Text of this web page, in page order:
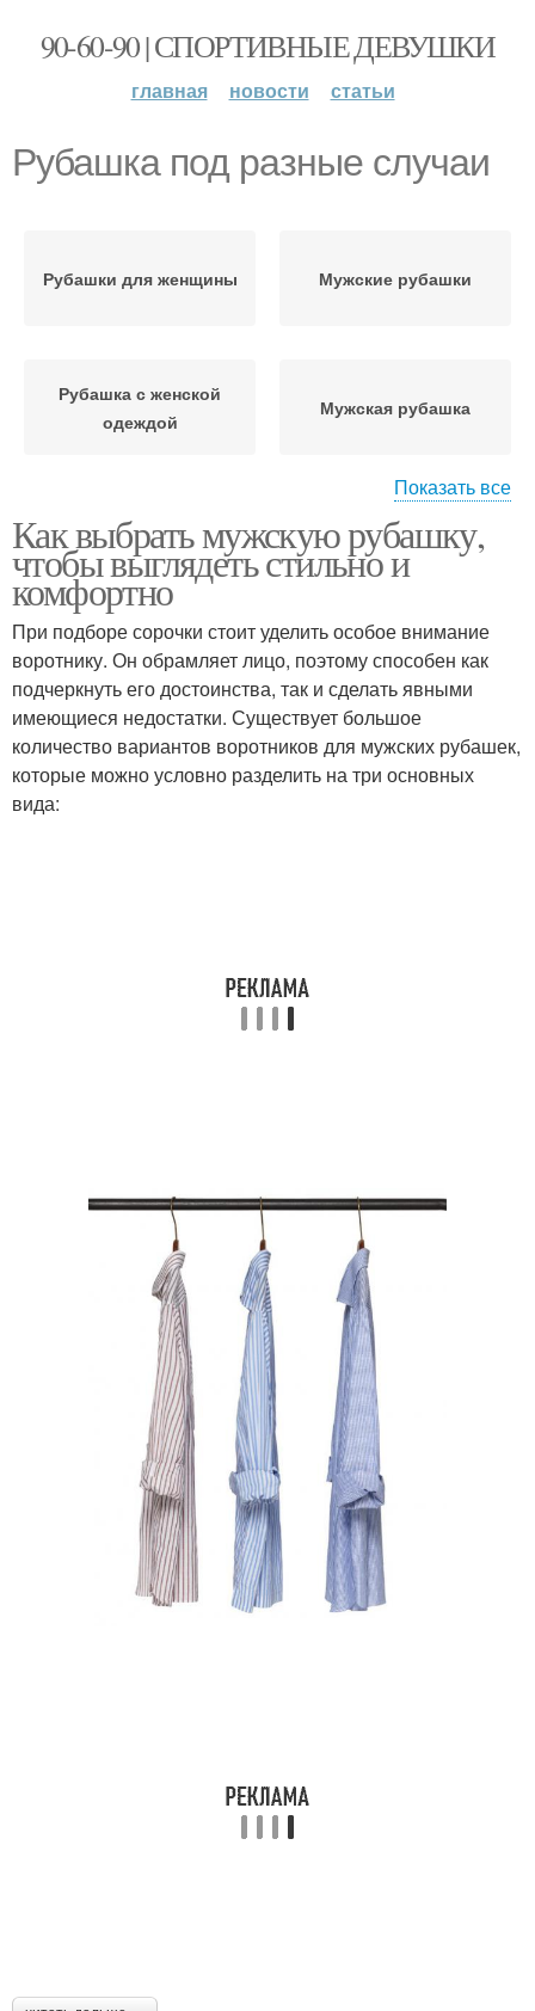
90-60-90 | СПОРТИВНЫЕ ДЕВУШКИ
главная новости статьи
Рубашка под разные случаи
Рубашки для женщины Мужские рубашки
Рубашка с женской
одеждой
Мужская рубашка
Рубашка в женском
гардеробе
Белая рубашка
Рубашка в женском
образе
Рубашка в зависимости
Показать все
Как выбрать мужскую рубашку,
чтобы выглядеть стильно и
комфортно
При подборе сорочки стоит уделить особое внимание
воротнику. Он обрамляет лицо, поэтому способен как
подчеркнуть его достоинства, так и сделать явными
имеющиеся недостатки. Существует большое
количество вариантов воротников для мужских рубашек,
которые можно условно разделить на три основных
вида: